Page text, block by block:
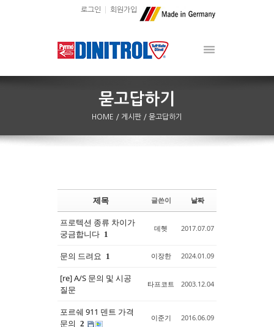
로그인 회원가입
HOME / 게시판 / 묻고답하기
제목 글쓴이 날짜
프로텍션 종류 차이가
궁금합니다 1
데헷 2017.07.07
문의 드려요 1 이장한 2024.01.09
[re] A/S 문의 및 시공
질문
타프코트 2003.12.04
포르쉐 911 덴트 가격
문의 2
이준기 2016.06.09
Sketchbook5, 스케치북5
Sketchbook5, 스케치북5
Sketchbook5, 스케치북5
Sketchbook5, 스케치북5